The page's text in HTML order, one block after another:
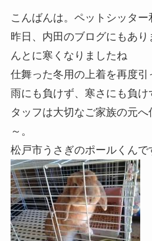
こんばんは。ペットシッタ
昨日、内田のブログにもあ
んとに寒くなりましたね
仕舞った冬用の上着を再度引
雨にも負けず、寒さにも負け
タッフは大切なご家族の元へ
～。
松戸市うさぎのポールくんで